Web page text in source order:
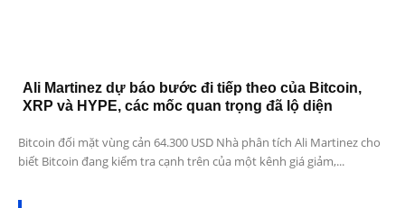
Ali Martinez dự báo bước đi tiếp theo của Bitcoin,
XRP và HYPE, các mốc quan trọng đã lộ diện
Bitcoin đối mặt vùng cản 64.300 USD Nhà phân tích Ali Martinez cho
biết Bitcoin đang kiểm tra cạnh trên của một kênh giá giảm,...